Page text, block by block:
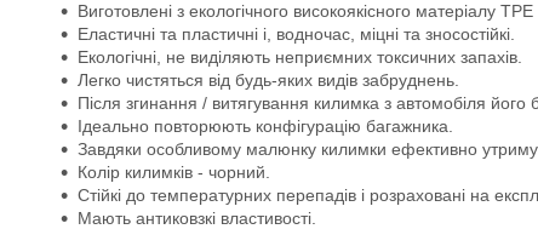
Виготовлені з екологічного високоякісного матеріалу
Еластичні та пластичні і, водночас, міцні та зносостійкі.
Екологічні, не виділяють неприємних токсичних запахів.
Легко чистяться від будь-яких видів забруднень.
Після згинання / витягування килимка з автомобіля його
Ідеально повторюють конфігурацію багажника.
Завдяки особливому малюнку килимки ефективно
Колір килимків - чорний.
Стійкі до температурних перепадів і розраховані на
Мають антиковзкі властивості.